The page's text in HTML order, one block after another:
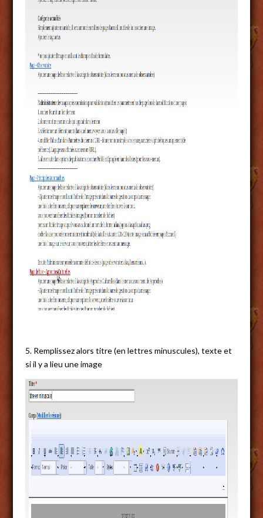
5. Remplissez alors titre (en lettres minuscules), texte et
si il y a lieu une image